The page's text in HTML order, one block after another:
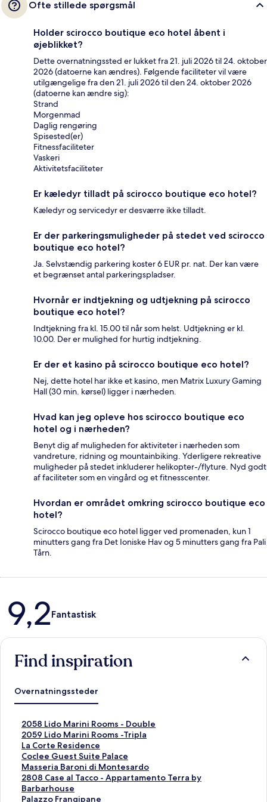
Ofte stillede spørgsmål
Holder scirocco boutique eco hotel åbent i
øjeblikket?
Dette overnatningssted er lukket fra 21. juli 2026 til 24. oktober
2026 (datoerne kan ændres). Følgende faciliteter vil være
utilgængelige fra den 21. juli 2026 til den 24. oktober 2026
(datoerne kan ændre sig):
Strand
Morgenmad
Daglig rengøring
Spisested(er)
Fitnessfaciliteter
Vaskeri
Aktivitetsfaciliteter
Er kæledyr tilladt på scirocco boutique eco hotel?
Kæledyr og servicedyr er desværre ikke tilladt.
Er der parkeringsmuligheder på stedet ved scirocco
boutique eco hotel?
Ja. Selvstændig parkering koster 6 EUR pr. nat. Der kan være
et begrænset antal parkeringspladser.
Hvornår er indtjekning og udtjekning på scirocco
boutique eco hotel?
Indtjekning fra kl. 15.00 til når som helst. Udtjekning er kl.
10.00. Der er mulighed for hurtig indtjekning.
Er der et kasino på scirocco boutique eco hotel?
Nej, dette hotel har ikke et kasino, men Matrix Luxury Gaming
Hall (30 min. kørsel) ligger i nærheden.
Hvad kan jeg opleve hos scirocco boutique eco
hotel og i nærheden?
Benyt dig af muligheden for aktiviteter i nærheden som
vandreture, ridning og mountainbiking. Yderligere rekreative
muligheder på stedet inkluderer helikopter-/flyture. Nyd godt
af faciliteter som en vingård og et fitnesscenter.
Hvordan er området omkring scirocco boutique eco
hotel?
Scirocco boutique eco hotel ligger ved promenaden, kun 1
minutters gang fra Det Ioniske Hav og 5 minutters gang fra Pali
Tårn.
Anmeldelser
9,2Fantastisk
Find inspiration
Overnatningssteder
2058 Lido Marini Rooms - Double
L
i
n
k
å
b
n
e
2059 Lido Marini Rooms -Tripla
L
i
n
k
å
b
n
La Corte Residence
L
i
n
k
å
b
Coclee Guest Suite Palace
L
i
n
k
å
Masseria Baroni di Montesardo
L
i
n
k
2808 Case al Tacco - Appartamento Terra by
Barbarhouse
L
i
n
Palazzo Frangipane
L